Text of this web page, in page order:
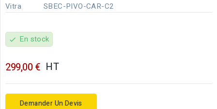
Vitra
SBEC-PIVO-CAR-C2
check En stock
299,00 € HT
Demander Un Devis